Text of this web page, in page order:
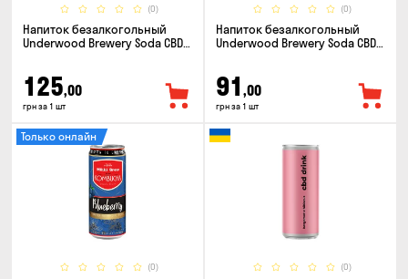
(0)
Напиток безалкогольный
Underwood Brewery Soda CBD
125,00
грн за 1 шт
(0)
Напиток безалкогольный
Underwood Brewery Soda CBD
91 ,00
грн за 1 шт
(0)
Только онлайн
(0)